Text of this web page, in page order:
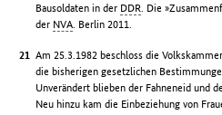
Bausoldaten in der DDR. Die
der NVA. Berlin 2011.
Am 25.3.1982 beschloss die
die bisherigen gesetzlichen
Unverändert blieben der Fahneneid und
Neu hinzu kam die Einbeziehung von